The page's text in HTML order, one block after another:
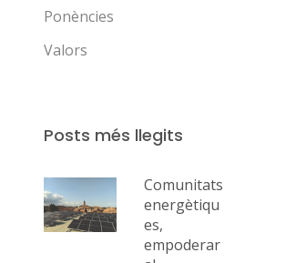
Ponències
Valors
Posts més llegits
Comunitats
energètiqu
es,
empoderar